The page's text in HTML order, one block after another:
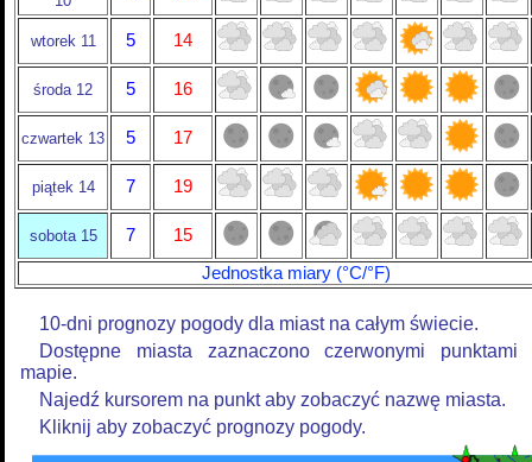
wtorek 11 5 14
środa 12 5 16
czwartek 13 5 17
piątek 14 7 19
sobota 15 7
15
Jednostka miary (°C/°F)
10-dni prognozy pogody dla miast na całym świecie.
Dostępne miasta zaznaczono czerwonymi punktami
mapie.
Najedź kursorem na punkt aby zobaczyć nazwę miasta.
Kliknij aby zobaczyć prognozy pogody.